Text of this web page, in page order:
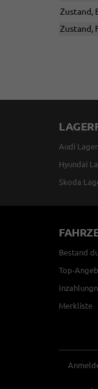
Zustand,
Zustand,
Audi
Hyundai
Skoda
Bestand
Top-
Merkliste